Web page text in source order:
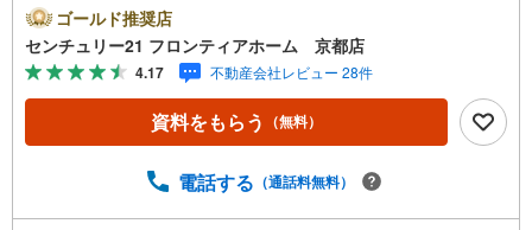
空間 リフォーム内容・システムキッチン新調・浴室ユニッ
トバス新調・洗面化粧台新調・温水洗浄便座付きトイレ新
調・全室クロスおよびフローリング張替・建具新調 等 立
地・京都市立久世西小学校まで徒歩約11分・京都市立久世
中学校まで徒歩約17分 弊社が選ばれる理由 1.お金の扱い方
のプロ、ファイナンシャルプランナーが資金計画をサポー
3.たくさんの銀行と繋がりがあるため、最も低金利になる
ゴールド推奨店
センチュリー21 フロンティアホーム 京都店
4.17 不動産会社レビュー 28件
資料をもらう （無料）
電話する （通話料無料）